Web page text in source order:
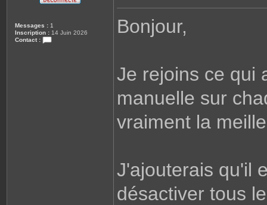
Messages : 1
Inscription : 14 Juin 2026
Contact :
e
g
Bonjour,
Je rejoins ce qui
manuelle sur
vraiment la
J'ajouterais qu'il
désactiver tous